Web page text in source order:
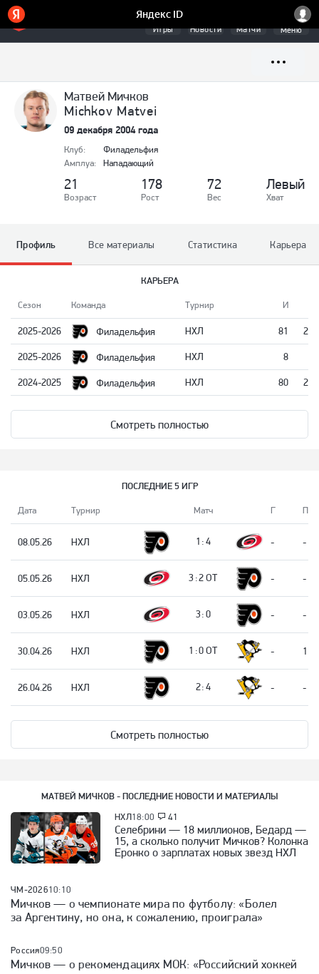
Игры Новости Матчи Меню
Матвей Мичков
Michkov Matvei
09 декабря 2004 года
Клуб:
Филадельфия
Амплуа: Нападающий
21
Возраст
178
Рост
72
Вес
Левый
Хват
Профиль Все материалы Статистика Карьера
КАРЬЕРА
Сезон Команда Турнир И
Сезон Команда Турнир
2025-2026 Филадельфия НХЛ 81 20
2025-2026 Филадельфия НХЛ 8
2024-2025 Филадельфия НХЛ 80 26
Смотреть полностью
ПОСЛЕДНИЕ 5 ИГР
Дата Турнир Матч Г П
08.05.26 НХЛ 1 :4 - -
05.05.26 НХЛ 3 :2ОТ - -
03.05.26 НХЛ 3:0 - -
30.04.26 НХЛ 1 :0ОТ - 1
26.04.26 НХЛ 2:4 - -
Смотреть полностью
МАТВЕЙ МИЧКОВ - ПОСЛЕДНИЕ НОВОСТИ И МАТЕРИАЛЫ
НХЛ18:00 41
Селебрини — 18 миллионов, Бедард —
15, а сколько получит Мичков? Колонка
Еронко о зарплатах новых звезд НХЛ
ЧМ-202610:10
Мичков — о чемпионате мира по футболу: «Болел
за Аргентину, но она, к сожалению, проиграла»
Россия09:50
Мичков — о рекомендациях МОК: «Российский хоккей